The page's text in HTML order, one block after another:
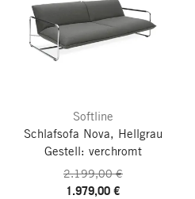
Softline
Schlafsofa Nova, Hellgrau
Gestell: verchromt
2.199,00 €
1.979,00 €